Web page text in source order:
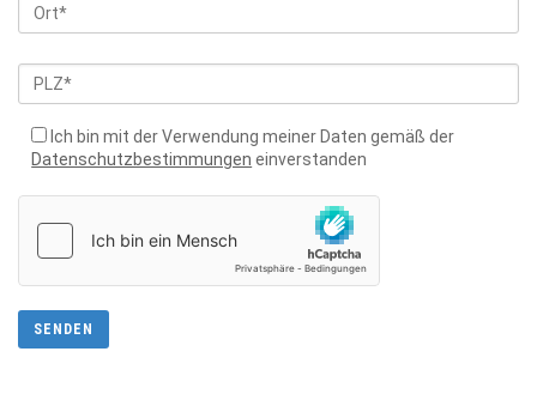
Ich bin mit der Verwendung meiner Daten gemäß der
Datenschutzbestimmungen einverstanden